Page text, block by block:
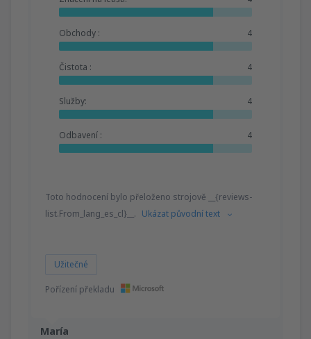
María
Obchody : 4
Čistota : 4
Služby: 4
Odbavení : 4
Toto hodnocení bylo přeloženo strojově __{reviews-
list.From_lang_es_cl}__. Ukázat původní text
Užitečné
Pořízení překladu